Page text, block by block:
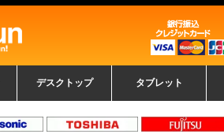
ッカード
デスクトップ
中古デスクトップ一覧
新品デスクトップ一
ゲーミングパソコン
トレーディングパソ
ッカード
タブレット